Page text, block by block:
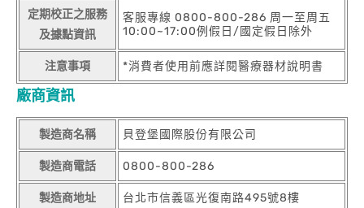
定期校正之服務
及據點資訊
客服專線 0800-800-286 周一至周五
10:00~17:00例假日/國定假日除外
注意事項 *消費者使用前應詳閱醫療器材說明書
廠商資訊
製造商名稱 貝登堡國際股份有限公司
製造商電話 0800-800-286
製造商地址 台北市信義區光復南路495號8樓